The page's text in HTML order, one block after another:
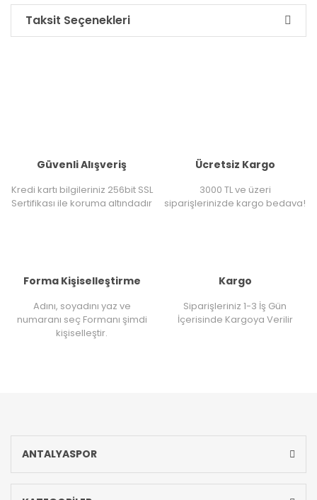
Taksit Seçenekleri
Güvenli Alışveriş
Kredi kartı bilgileriniz 256bit SSL
Sertifikası ile koruma altındadır
Ücretsiz Kargo
3000 TL ve üzeri
siparişlerinizde kargo bedava!
Forma Kişiselleştirme
Adını, soyadını yaz ve
numaranı seç Formanı şimdi
kişiselleştir.
Kargo
Siparişleriniz 1-3 İş Gün
İçerisinde Kargoya Verilir
ANTALYASPOR